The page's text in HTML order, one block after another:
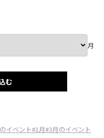
月
む
イベント#1月#3月のイベント